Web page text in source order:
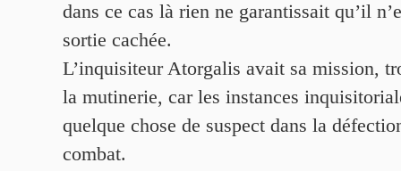
dans ce cas là rien ne garantissait qu’il
sortie cachée.
L’inquisiteur Atorgalis avait sa mission,
la mutinerie, car les instances
quelque chose de suspect dans la
combat.